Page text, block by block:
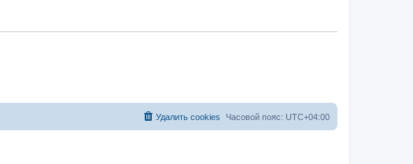
Часовой пояс: UTC+04:00
Удалить cookies